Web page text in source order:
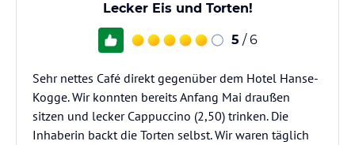
Lecker Eis und Torten!
5 / 6
Sehr nettes Café direkt gegenüber dem Hotel Hanse-
Kogge. Wir konnten bereits Anfang Mai draußen
sitzen und lecker Cappuccino (2,50) trinken. Die
Inhaberin backt die Torten selbst. Wir waren täglich